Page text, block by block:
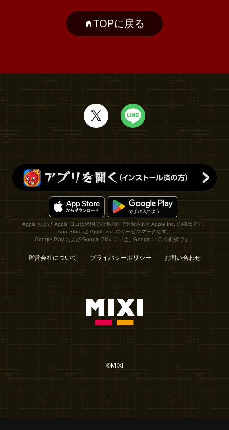
TOPに戻る
Apple および Apple ロゴは米国その他の国で登録されたApple Inc. の商標です。
App Store は Apple Inc. のサービスマークです。
Google Play および Google Play ロゴは、Google LLC の商標です。
運営会社について プライバシーポリシー お問い合わせ
©MIXI